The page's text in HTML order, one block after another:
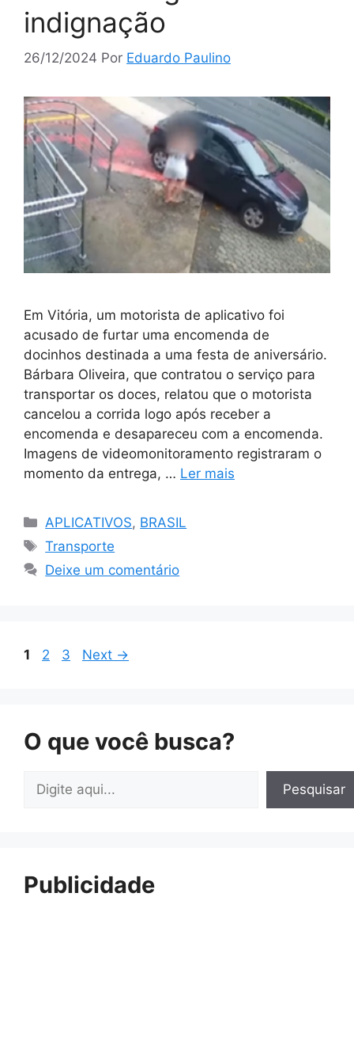
indignação
26/12/2024 Por Eduardo Paulino
Em Vitória, um motorista de aplicativo foi
acusado de furtar uma encomenda de
docinhos destinada a uma festa de aniversário.
Bárbara Oliveira, que contratou o serviço para
transportar os doces, relatou que o motorista
cancelou a corrida logo após receber a
encomenda e desapareceu com a encomenda.
Imagens de videomonitoramento registraram o
momento da entrega, … Ler mais
Categorias
APLICATIVOS, BRASIL
Tags
Transporte
Deixe um comentário
Page
1 Page
2 Page
3 Next →
O que você busca?
Pesquisar
Pesquisar
Publicidade